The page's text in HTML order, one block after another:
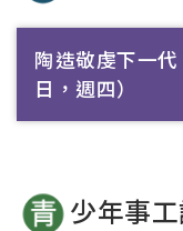
陶造敬虔下一
日，週四）
少年事